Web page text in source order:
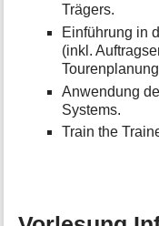
Trägers.
Einführung in
(inkl.
Anwendung
Systems.
Train the